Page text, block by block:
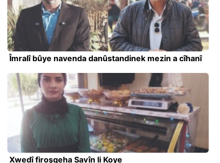
Îmralî bûye navenda danûstandinek mezin a cîhanî
Xwedî firoşgeha Savîn li Koye